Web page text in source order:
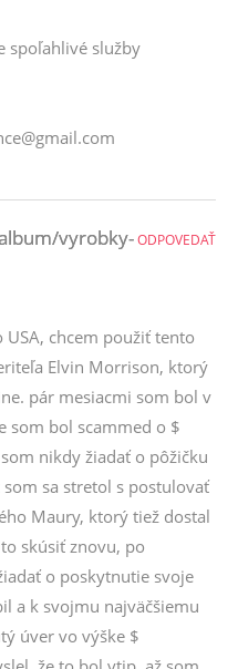
spoľahlivé služby
vyrobky-
USA, chcem použiť tento
Elvin Morrison, ktorý
pár mesiacmi som bol v
som bol scammed o $
nikdy žiadať o pôžičku
sa stretol s postulovať
Maury, ktorý tiež dostal
skúsiť znovu, po
o poskytnutie svoje
a k svojmu najväčšiemu
úver vo výške $
ODPOVEDAŤ